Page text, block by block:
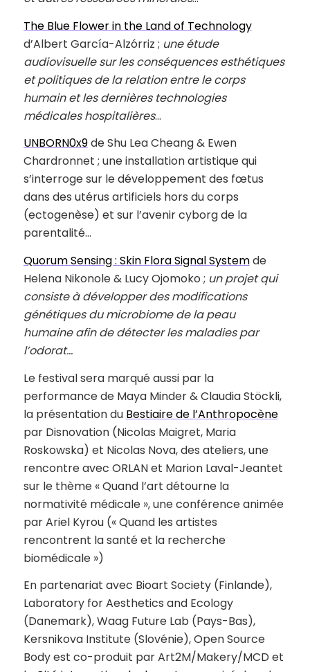
The Blue Flower in the Land of Technology
d’Albert García-Alzórriz ; une étude
audiovisuelle sur les conséquences esthétiques
et politiques de la relation entre le corps
humain et les dernières technologies
médicales hospitalières…
UNBORN0x9de Shu Lea Cheang & Ewen
Chardronnet ; une installation artistique qui
s’interroge sur le développement des fœtus
dans des utérus artificiels hors du corps
(ectogenèse) et sur l’avenir cyborg de la
parentalité…
Quorum Sensing : Skin Flora Signal Systemde
Helena Nikonole & Lucy Ojomoko ; un projet qui
consiste à développer des modifications
génétiques du microbiome de la peau
humaine afin de détecter les maladies par
l’odorat…
Le festival sera marqué aussi par la
performance de Maya Minder & Claudia Stöckli,
la présentation du Bestiaire de l’Anthropocène
par Disnovation (Nicolas Maigret, Maria
Roskowska) et Nicolas Nova, des ateliers, une
rencontre avec ORLAN et Marion Laval-Jeantet
sur le thème « Quand l’art détourne la
normativité médicale », une conférence animée
par Ariel Kyrou (« Quand les artistes
rencontrent la santé et la recherche
biomédicale »)
En partenariat avec Bioart Society (Finlande),
Laboratory for Aesthetics and Ecology
(Danemark), Waag Future Lab (Pays-Bas),
Kersnikova Institute (Slovénie), Open Source
Body est co-produit par Art2M/Makery/MCD et